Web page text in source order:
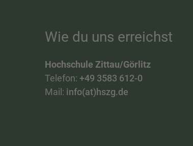
Wie du uns erreichst
Hochschule Zittau/Görlitz
Telefon: +49 3583 612-0
Mail: info(at)hszg.de